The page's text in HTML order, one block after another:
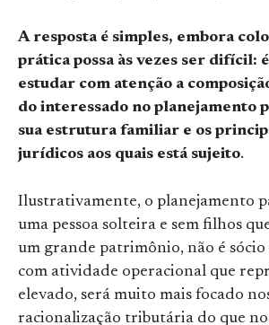
A resposta é simples, embora
prática possa às vezes ser difícil:
estudar com atenção a
do interessado no planejamento
sua estrutura familiar e os
jurídicos aos quais está sujeito.
Ilustrativamente, o planejamento
uma pessoa solteira e sem filhos
um grande patrimônio, não é sócio
com atividade operacional que
elevado, será muito mais focado
racionalização tributária do que